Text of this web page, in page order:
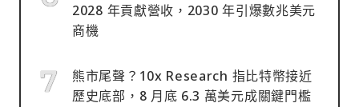
2028 年貢獻營收，2030 年引爆數兆美元
商機
熊市尾聲？10x Research 指比特幣接近
歷史底部，8 月底 6.3 萬美元成關鍵門檻